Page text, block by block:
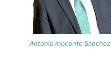
Antonio Inocente Sánchez